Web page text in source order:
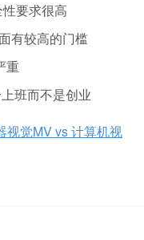
要求很高
有较高的门槛
重
班而不是创业
视觉MV vs 计算机视